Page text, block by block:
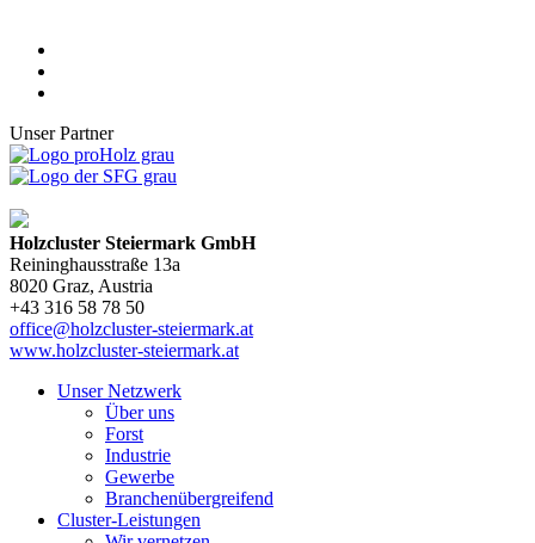
Unser Partner
Holzcluster Steiermark GmbH
Reininghausstraße 13a
8020 Graz, Austria
+43 316 58 78 50
office@holzcluster-steiermark.at
www.holzcluster-steiermark.at
Unser Netzwerk
Über uns
Forst
Industrie
Gewerbe
Branchenübergreifend
Cluster-Leistungen